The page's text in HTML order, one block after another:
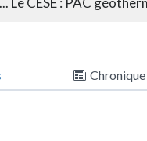
Chronique